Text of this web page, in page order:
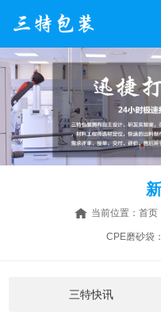
当前位置： 首页
CPE磨砂袋
三特快讯